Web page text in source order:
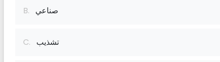
B. صناعي
C. تشذيب